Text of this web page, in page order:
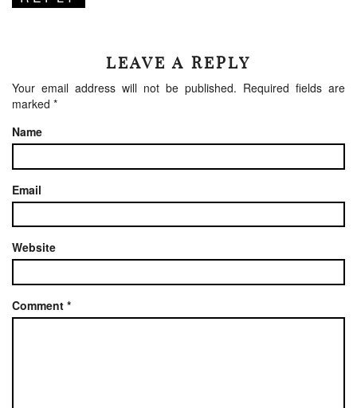
LEAVE A REPLY
Your email address will not be published. Required fields are
marked *
Name
Email
Website
Comment *